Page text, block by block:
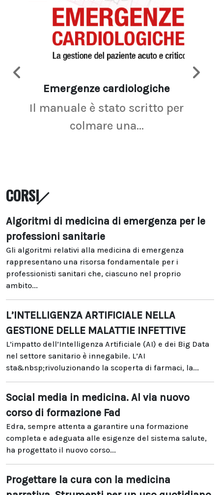
Emergenze cardiologiche
Il manuale è stato scritto per
colmare una...
CORSI
Algoritmi di medicina di emergenza per le
professioni sanitarie
Gli algoritmi relativi alla medicina di emergenza
rappresentano una risorsa fondamentale per i
professionisti sanitari che, ciascuno nel proprio
ambito...
L’INTELLIGENZA ARTIFICIALE NELLA
GESTIONE DELLE MALATTIE INFETTIVE
L’impatto dell’Intelligenza Artificiale (AI) e dei Big Data
nel settore sanitario è innegabile. L’AI
sta&nbsp;rivoluzionando la scoperta di farmaci, la...
Social media in medicina. Al via nuovo
corso di formazione Fad
Edra, sempre attenta a garantire una formazione
completa e adeguata alle esigenze del sistema salute,
ha progettato il nuovo corso...
Progettare la cura con la medicina